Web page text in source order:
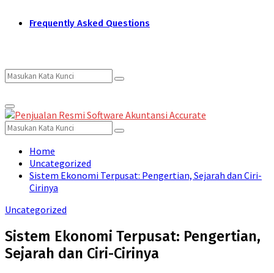
Frequently Asked Questions
Search
for:
Search
Primary
Menu
Search
for:
Search
Home
Uncategorized
Sistem Ekonomi Terpusat: Pengertian, Sejarah dan Ciri-
Cirinya
Uncategorized
Sistem Ekonomi Terpusat: Pengertian,
Sejarah dan Ciri-Cirinya